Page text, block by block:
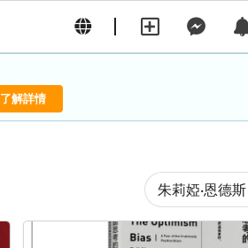
了解詳情